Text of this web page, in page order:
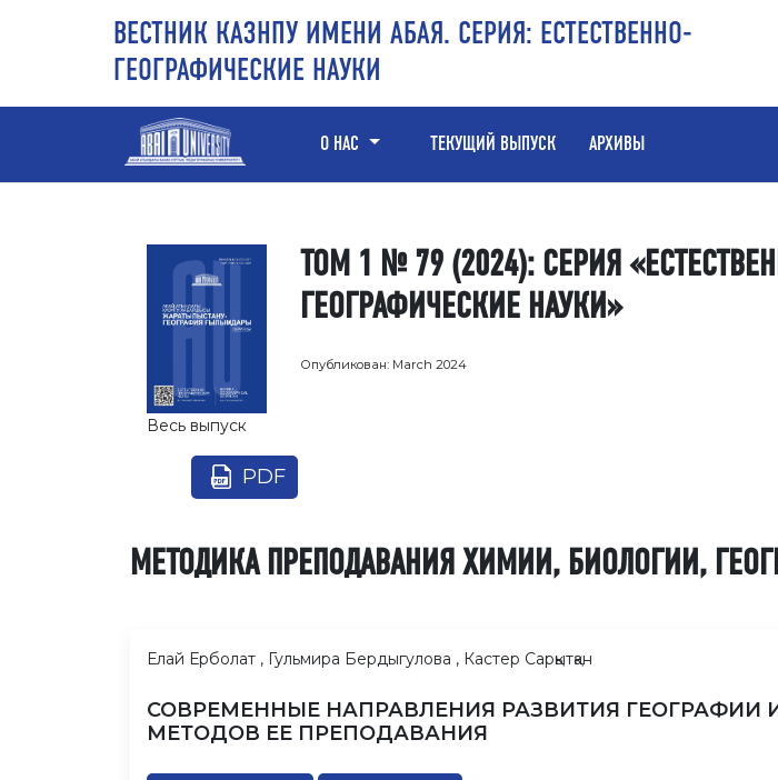
ВЕСТНИК КАЗНПУ ИМЕНИ АБАЯ. СЕРИЯ: ЕСТЕСТВЕННО-
ГЕОГРАФИЧЕСКИЕ НАУКИ
О НАС ТЕКУЩИЙ ВЫПУСК АРХИВЫ
ТОМ 1 № 79 (2024): СЕРИЯ
ГЕОГРАФИЧЕСКИЕ НАУКИ»
Опубликован: March 2024
Весь выпуск
PDF
МЕТОДИКА ПРЕПОДАВАНИЯ ХИМИИ, БИОЛОГИИ,
Елай Ерболат , Гульмира Бердыгулова , Кастер Сарқытқан
СОВРЕМЕННЫЕ НАПРАВЛЕНИЯ РАЗВИТИЯ ГЕОГРАФИИ
МЕТОДОВ ЕЕ ПРЕПОДАВАНИЯ